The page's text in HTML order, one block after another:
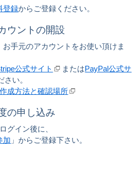
登録からご登録ください。
ウントの開設
手元のアカウントをお使い頂けま
公式サイト またはPayPal公式サ
さい。
成方法と確認場所
の申し込み
グイン後に、
加 」からご登録下さい。